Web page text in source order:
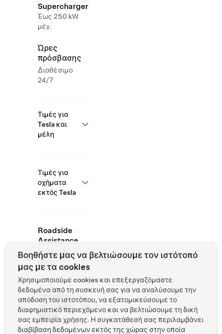
Supercharger
Έως 250 kW
μέγ.
Ώρες
πρόσβασης
Διαθέσιμο
24/7
Τιμές για
Tesla και
μέλη
Τιμές για
οχήματα
εκτός Tesla
Roadside
Assistance
(877) 798-
3752
Τοποθεσία
συνεργάτη
NACS
Βοηθήστε μας να βελτιώσουμε τον ιστότοπό
μας με τα cookies
Χρησιμοποιούμε cookies και επεξεργαζόμαστε
δεδομένα από τη συσκευή σας για να αναλύσουμε την
απόδοση του ιστοτόπου, να εξατομικεύσουμε το
διαφημιστικό περιεχόμενο και να βελτιώσουμε τη δική
σας εμπειρία χρήσης. Η συγκατάθεσή σας περιλαμβάνει
διαβίβαση δεδομένων εκτός της χώρας στην οποία